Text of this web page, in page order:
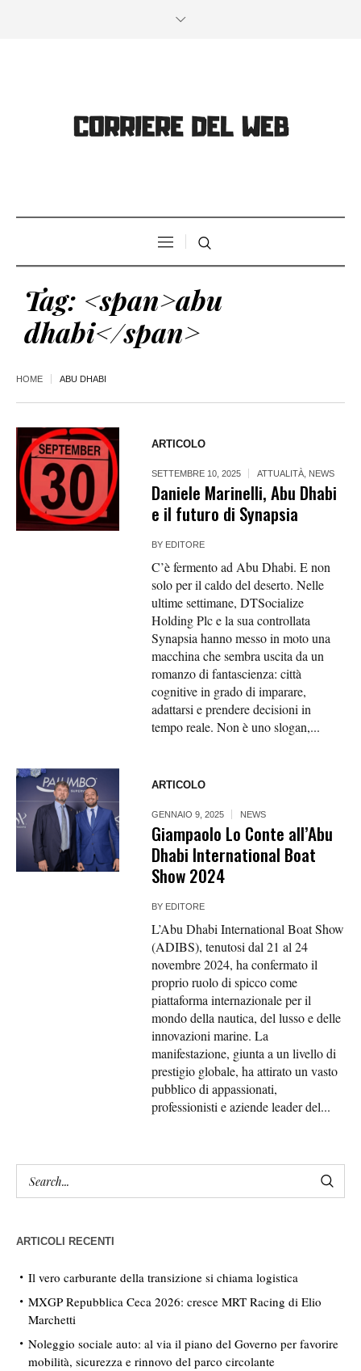
Tag: <span>abu
dhabi</span>
HOME ABU DHABI
ARTICOLO
SETTEMBRE 10, 2025 ATTUALITÀ NEWS
Daniele Marinelli, Abu Dhabi
e il futuro di Synapsia
BY EDITORE
C’è fermento ad Abu Dhabi. E non
solo per il caldo del deserto. Nelle
ultime settimane, DTSocialize
Holding Plc e la sua controllata
Synapsia hanno messo in moto una
macchina che sembra uscita da un
romanzo di fantascienza: città
cognitive in grado di imparare,
adattarsi e prendere decisioni in
tempo reale. Non è uno slogan,...
ARTICOLO
GENNAIO 9, 2025 NEWS
Giampaolo Lo Conte all’Abu
Dhabi International Boat
Show 2024
BY EDITORE
L’Abu Dhabi International Boat Show
(ADIBS), tenutosi dal 21 al 24
novembre 2024, ha confermato il
proprio ruolo di spicco come
piattaforma internazionale per il
mondo della nautica, del lusso e delle
innovazioni marine. La
manifestazione, giunta a un livello di
prestigio globale, ha attirato un vasto
pubblico di appassionati,
professionisti e aziende leader del...
ARTICOLI RECENTI
Il vero carburante della transizione si chiama logistica
MXGP Repubblica Ceca 2026: cresce MRT Racing di Elio
Marchetti
Noleggio sociale auto: al via il piano del Governo per favorire
mobilità, sicurezza e rinnovo del parco circolante